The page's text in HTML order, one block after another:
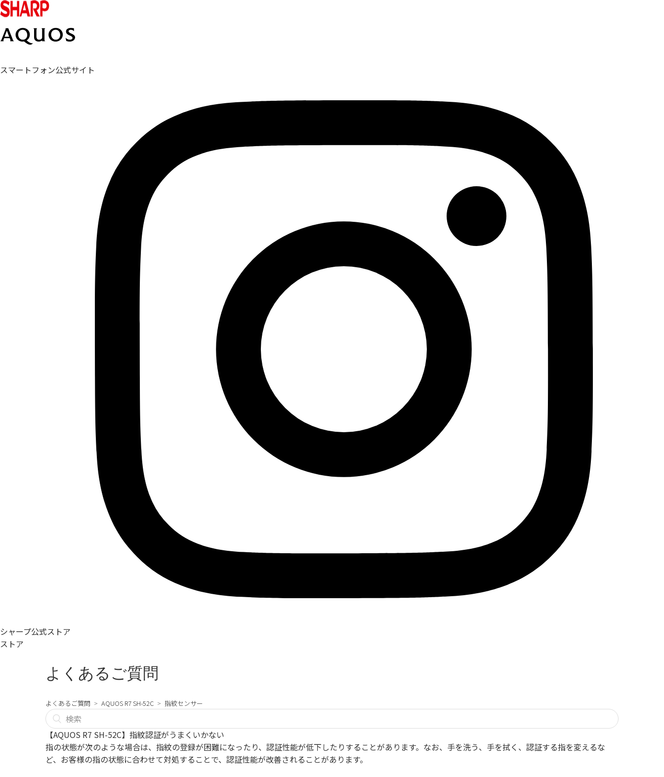
スマートフォン公式サイト
シャープ公式ストア
ストア
よくあるご質問
よくあるご質問 AQUOS R7 SH-52C 指紋センサー
【AQUOS R7 SH-52C】指紋認証がうまくいかない
指の状態が次のような場合は、指紋の登録が困難になったり、認証性能が低下したりすることがあります。なお、手を洗う、手を拭く、認証する指を変えるな
ど、お客様の指の状態に合わせて対処することで、認証性能が改善されることがあります。